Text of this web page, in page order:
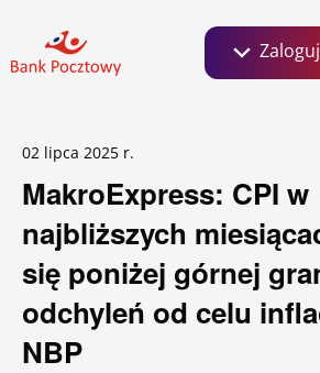
Bankowość dla Klientów
firm i agrobiznesu
Zaloguj się
MakroExpress Autorzy
Biuro prasowe Relacje
Serwis ekonomiczny
02 lipca 2025 r.
MakroExpress: CPI w
najbliższych
się poniżej górnej
odchyleń od celu
NBP